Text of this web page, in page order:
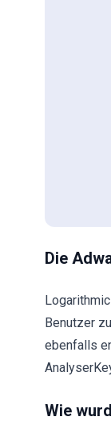
Die
Benutzer
ebenfalls
Wie